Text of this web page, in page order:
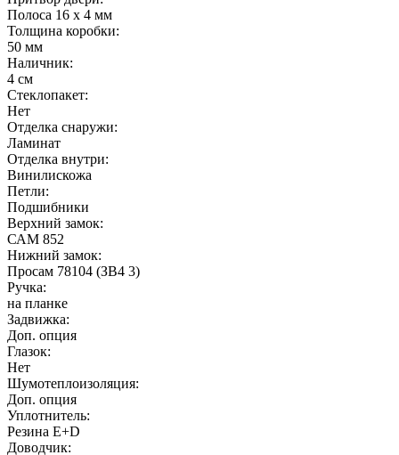
Полоса 16 х 4 мм
Толщина коробки:
50 мм
Наличник:
4 см
Стеклопакет:
Нет
Отделка снаружи:
Ламинат
Отделка внутри:
Винилискожа
Петли:
Подшибники
Верхний замок:
САМ 852
Нижний замок:
Просам 78104 (ЗВ4 3)
Ручка:
на планке
Задвижка:
Доп. опция
Глазок:
Нет
Шумотеплоизоляция:
Доп. опция
Уплотнитель:
Резина E+D
Доводчик: